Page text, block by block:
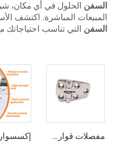
السفن الحلول في أي مكان،
المبيعات المباشرة. اكتشف
السفن التي تناسب احتياجاتك
مفصلات قوارب من الفولاذ المقاوم للصدأ 316L من الدرجة البحرية، إكسسوارات يخوت